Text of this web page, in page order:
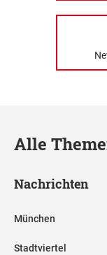
Alle
Nachrichten
München
Stadtviertel